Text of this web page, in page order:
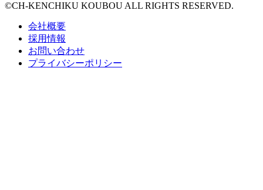
©CH-KENCHIKU KOUBOU ALL RIGHTS RESERVED.
会社概要
採用情報
お問い合わせ
プライバシーポリシー